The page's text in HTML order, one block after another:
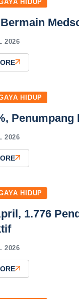
HIDUP
2026
HIDUP
Penumpang
2026
HIDUP
1.776
2026